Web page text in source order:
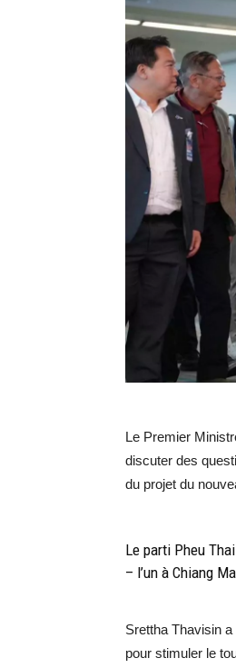
Le Premier
discuter des
du projet du
Le parti Pheu
– l’un à Chiang
Srettha Thavisin
pour stimuler le